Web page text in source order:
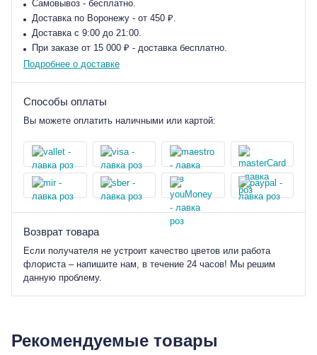
Самовывоз - бесплатно.
Доставка по Воронежу - от 450 ₽.
Доставка с 9:00 до 21:00.
При заказе от 15 000 ₽ - доставка бесплатно.
Подробнее о доставке
Способы оплаты
Вы можете оплатить наличными или картой:
Возврат товара
Если получателя не устроит качество цветов или работа
флориста – напишите нам, в течение 24 часов! Мы решим
данную проблему.
Рекомендуемые товары